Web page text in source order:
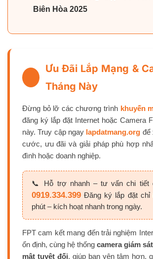
Biên Hòa 2025
Ưu Đãi Lắp Mạng &
Tháng Này
Đừng bỏ lỡ các chương trình khuyến
đăng ký lắp đặt Internet hoặc Camera
này. Truy cập ngay lapdatmang.org để
cước, ưu đãi và giải pháp phù hợp
đình hoặc doanh nghiệp.
📞 Hỗ trợ nhanh – tư vấn chi tiết
0919.334.399 Đăng ký lắp đặt chỉ
phút – kích hoạt nhanh trong ngày.
FPT cam kết mang đến trải nghiệm
ổn định, cùng hệ thống camera giám
mật tuyệt đối, giúp bạn yên tâm hơn,